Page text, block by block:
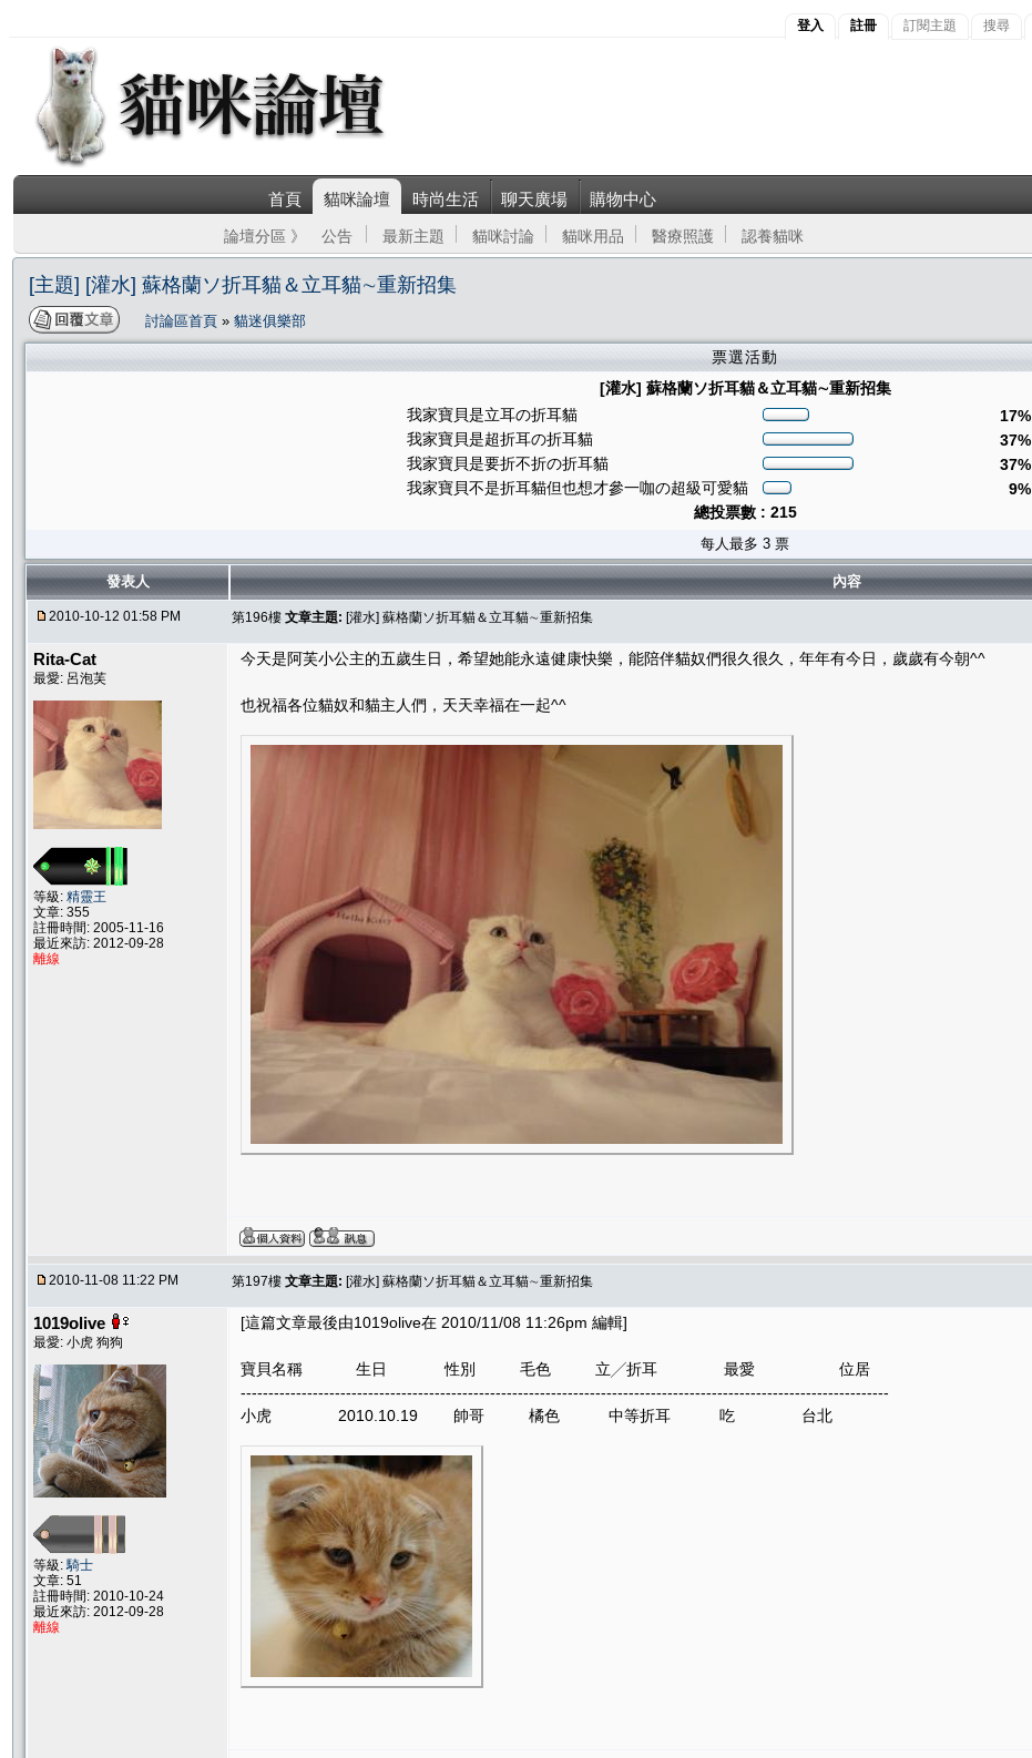
登入 註冊 訂閱主題 搜尋
首頁 貓咪論壇 時尚生活 聊天廣場 購物中心
論壇分區 》 公告 最新主題 貓咪討論 貓咪用品 醫療照護 認養貓咪
[主題] [灌水] 蘇格蘭ソ折耳貓＆立耳貓∼重新招集
討論區首頁 » 貓迷俱樂部
票選活動
[灌水] 蘇格蘭ソ折耳貓＆立耳貓∼重新招集
我家寶貝是立耳の折耳貓
17%
我家寶貝是超折耳の折耳貓
37%
我家寶貝是要折不折の折耳貓
37%
我家寶貝不是折耳貓但也想才參一咖の超級可愛貓
9%
總投票數 : 215
每人最多 3 票
發表人 內容
2010-10-12 01:58 PM 第196樓 文章主題: [灌水] 蘇格蘭ソ折耳貓＆立耳貓∼重新招集
Rita-Cat
最愛: 呂泡芙
等級: 精靈王
文章: 355
註冊時間: 2005-11-16
最近來訪: 2012-09-28
離線
今天是阿芙小公主的五歲生日，希望她能永遠健康快樂，能陪伴貓奴們很久很久，年年有今日，歲歲有今朝^^
也祝福各位貓奴和貓主人們，天天幸福在一起^^
2010-11-08 11:22 PM 第197樓 文章主題: [灌水] 蘇格蘭ソ折耳貓＆立耳貓∼重新招集
1019olive
最愛: 小虎 狗狗
等級:騎士
文章: 51
註冊時間: 2010-10-24
最近來訪: 2012-09-28
離線
[這篇文章最後由1019olive在 2010/11/08 11:26pm 編輯]
寶貝名稱 生日 性別 毛色 立╱折耳 最愛 位居
---------------------------------------------------------------------------------------------------------------------
小虎 2010.10.19 帥哥 橘色 中等折耳 吃 台北